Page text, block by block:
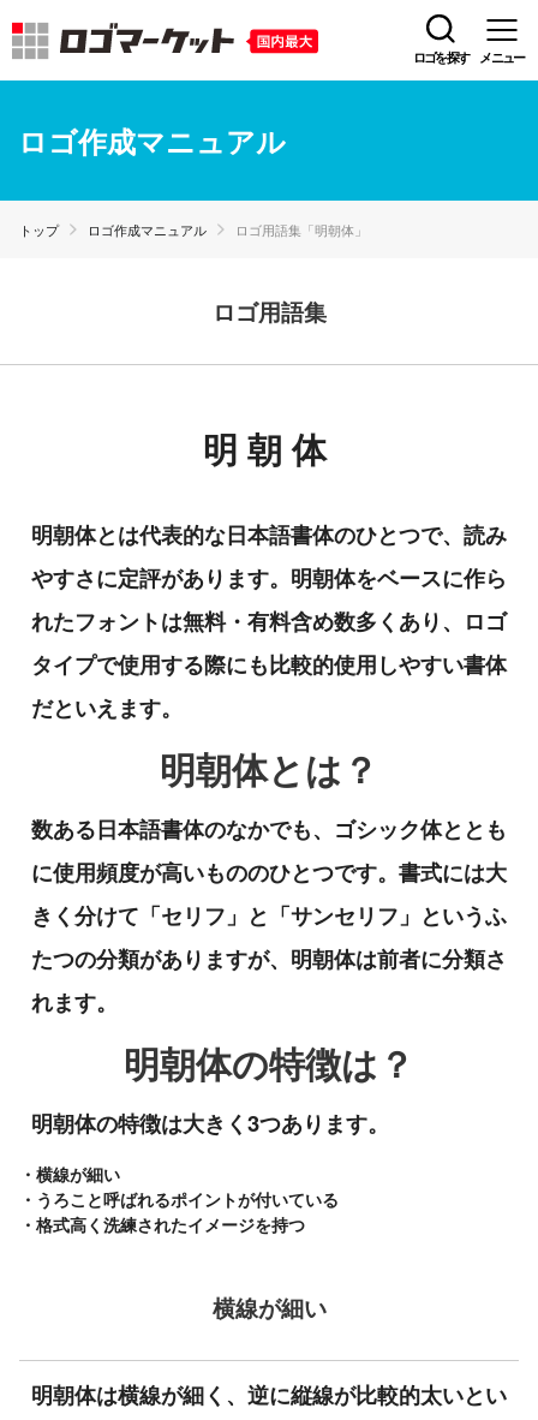
ロゴを探す メニュー
ロゴ作成マニュアル
トップ ロゴ作成マニュアル ロゴ用語集「明朝体」
ロゴ用語集
明朝体
明朝体とは代表的な日本語書体のひとつで、読み
やすさに定評があります。明朝体をベースに作ら
れたフォントは無料・有料含め数多くあり、ロゴ
タイプで使用する際にも比較的使用しやすい書体
だといえます。
明朝体とは？
数ある日本語書体のなかでも、ゴシック体ととも
に使用頻度が高いもののひとつです。書式には大
きく分けて「セリフ」と「サンセリフ」というふ
たつの分類がありますが、明朝体は前者に分類さ
れます。
明朝体の特徴は？
明朝体の特徴は大きく3つあります。
・横線が細い
・うろこと呼ばれるポイントが付いている
・格式高く洗練されたイメージを持つ
横線が細い
明朝体は横線が細く、逆に縦線が比較的太いとい